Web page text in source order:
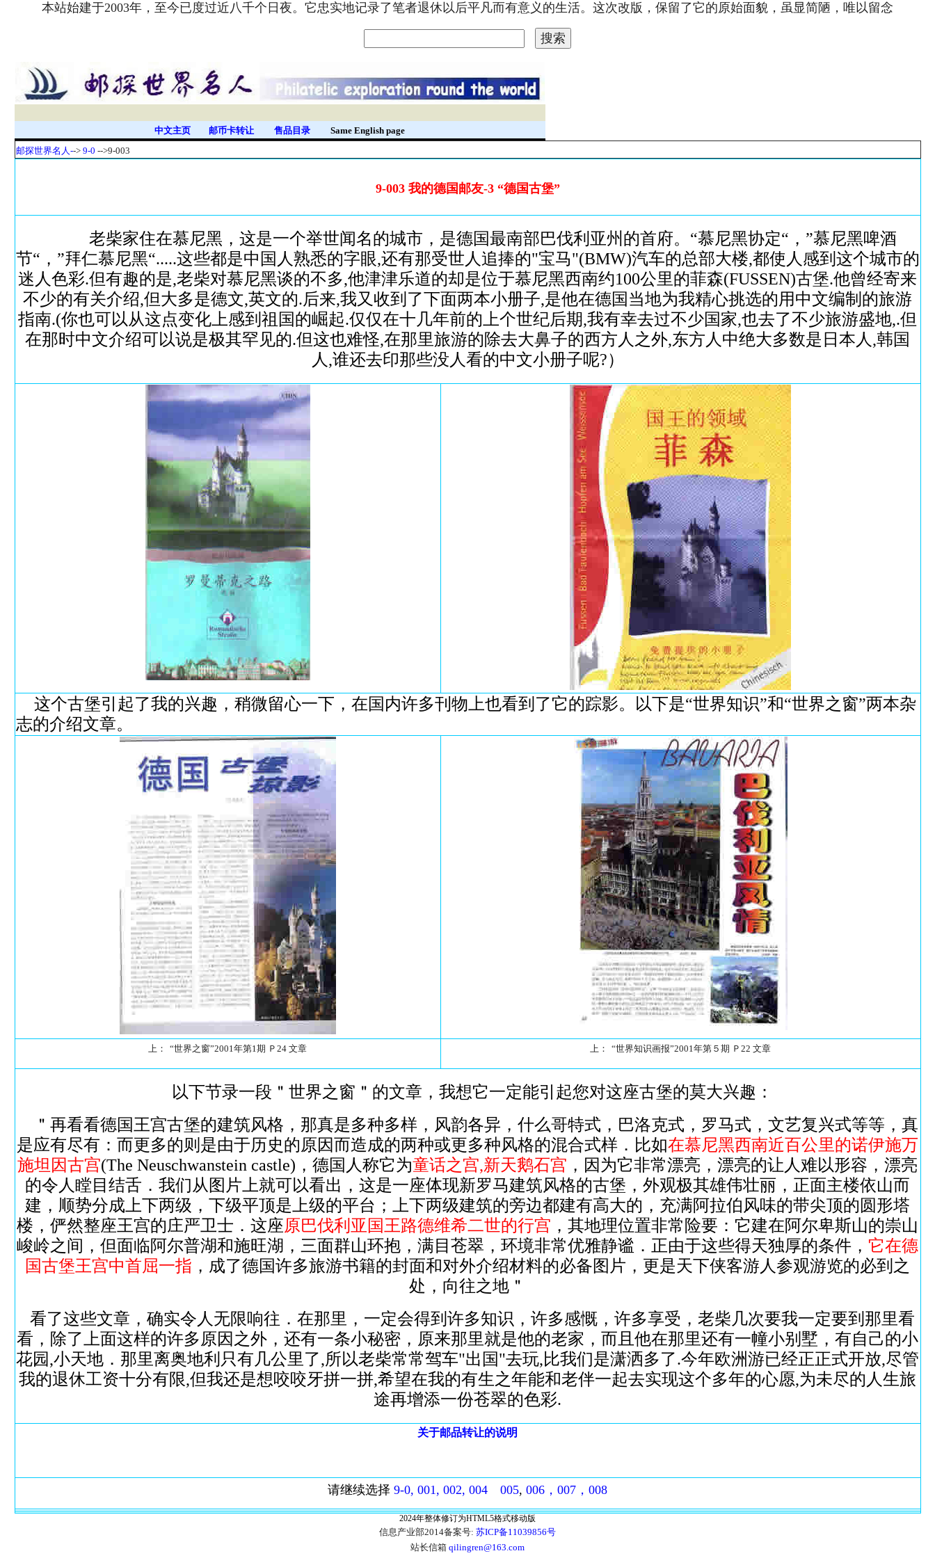
本站始建于2003年，至今已度过近八千个日夜。它忠实地记录了笔者退休以后平凡而有意义的生活。这次改版，保留了它的原始面貌，虽显简陋，唯以留念
中文主页 邮币卡转让 售品目录
Same English page
邮探世界名人--> 9-0 -->9-003
9-003 我的德国邮友-3 “德国古堡”
老柴家住在慕尼黑，这是一个举世闻名的城市，是德国最南部巴伐利亚州的首府。“慕尼黑协定“，”慕尼黑啤酒
节“，”拜仁慕尼黑“.....这些都是中国人熟悉的字眼,还有那受世人追捧的"宝马"(BMW)汽车的总部大楼,都使人感到这个城市的
迷人色彩.但有趣的是,老柴对慕尼黑谈的不多,他津津乐道的却是位于慕尼黑西南约100公里的菲森(FUSSEN)古堡.他曾经寄来
不少的有关介绍,但大多是德文,英文的.后来,我又收到了下面两本小册子,是他在德国当地为我精心挑选的用中文编制的旅游
指南.(你也可以从这点变化上感到祖国的崛起.仅仅在十几年前的上个世纪后期,我有幸去过不少国家,也去了不少旅游盛地,.但
在那时中文介绍可以说是极其罕见的.但这也难怪,在那里旅游的除去大鼻子的西方人之外,东方人中绝大多数是日本人,韩国
人,谁还去印那些没人看的中文小册子呢?）
这个古堡引起了我的兴趣，稍微留心一下，在国内许多刊物上也看到了它的踪影。以下是“世界知识”和“世界之窗”两本杂
志的介绍文章。
上： “世界之窗”2001年第1期 Ｐ24 文章 上： “世界知识画报”2001年第５期 Ｐ22 文章
以下节录一段＂世界之窗＂的文章，我想它一定能引起您对这座古堡的莫大兴趣：
＂再看看德国王宫古堡的建筑风格，那真是多种多样，风韵各异，什么哥特式，巴洛克式，罗马式，文艺复兴式等等，真
是应有尽有：而更多的则是由于历史的原因而造成的两种或更多种风格的混合式样．比如在慕尼黑西南近百公里的诺伊施万
施坦因古宫(The Neuschwanstein castle)，德国人称它为童话之宫,新天鹅石宫 ，因为它非常漂亮，漂亮的让人难以形容，漂亮
的令人瞠目结舌．我们从图片上就可以看出，这是一座体现新罗马建筑风格的古堡，外观极其雄伟壮丽，正面主楼依山而
建，顺势分成上下两级，下级平顶是上级的平台；上下两级建筑的旁边都建有高大的，充满阿拉伯风味的带尖顶的圆形塔
楼，俨然整座王宫的庄严卫士．这座原巴伐利亚国王路德维希二世的行宫 ，其地理位置非常险要：它建在阿尔卑斯山的崇山
峻岭之间，但面临阿尔普湖和施旺湖，三面群山环抱，满目苍翠，环境非常优雅静谧．正由于这些得天独厚的条件， 它在德
国古堡王宫中首屈一指 ，成了德国许多旅游书籍的封面和对外介绍材料的必备图片，更是天下侠客游人参观游览的必到之
处，向往之地＂
看了这些文章，确实令人无限响往．在那里，一定会得到许多知识，许多感慨，许多享受，老柴几次要我一定要到那里看
看，除了上面这样的许多原因之外，还有一条小秘密，原来那里就是他的老家，而且他在那里还有一幢小别墅，有自己的小
花园,小天地．那里离奥地利只有几公里了,所以老柴常常驾车"出国"去玩,比我们是潇洒多了.今年欧洲游已经正正式开放,尽管
我的退休工资十分有限,但我还是想咬咬牙拼一拼,希望在我的有生之年能和老伴一起去实现这个多年的心愿,为未尽的人生旅
途再增添一份苍翠的色彩.
关于邮品转让的说明
请继续选择 9-0, 001, 002, 004 005, 006， 007， 008
2024年整体修订为HTML5格式移动版
信息产业部2014备案号: 苏ICP备11039856号
站长信箱 qilingren@163.com